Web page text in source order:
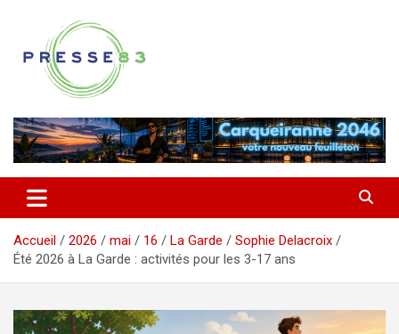
contenu
Presse 83
Accueil 2026 mai 16 La Garde
Sophie Delacroix
Été 2026 à La Garde : activités pour les 3-17 ans